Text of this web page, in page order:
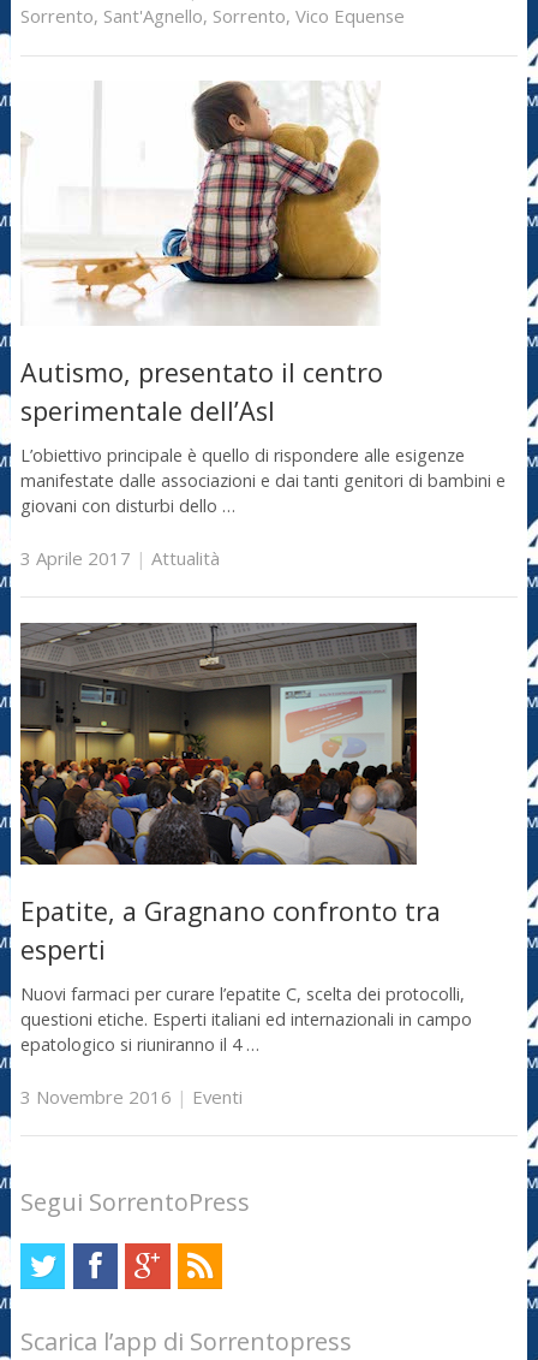
Sorrento, Sant'Agnello, Sorrento, Vico Equense
Autismo, presentato il centro
sperimentale dell’Asl
L’obiettivo principale è quello di rispondere alle esigenze
manifestate dalle associazioni e dai tanti genitori di bambini e
giovani con disturbi dello …
3 Aprile 2017 | Attualità
Epatite, a Gragnano confronto tra
esperti
Nuovi farmaci per curare l’epatite C, scelta dei protocolli,
questioni etiche. Esperti italiani ed internazionali in campo
epatologico si riuniranno il 4 …
3 Novembre 2016 | Eventi
Segui SorrentoPress
Scarica l’app di Sorrentopress